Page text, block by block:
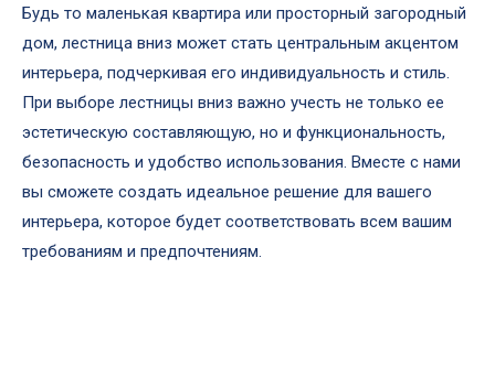
Будь то маленькая квартира или просторный загородный
дом, лестница вниз может стать центральным акцентом
интерьера, подчеркивая его индивидуальность и стиль.
При выборе лестницы вниз важно учесть не только ее
эстетическую составляющую, но и функциональность,
безопасность и удобство использования. Вместе с нами
вы сможете создать идеальное решение для вашего
интерьера, которое будет соответствовать всем вашим
требованиям и предпочтениям.